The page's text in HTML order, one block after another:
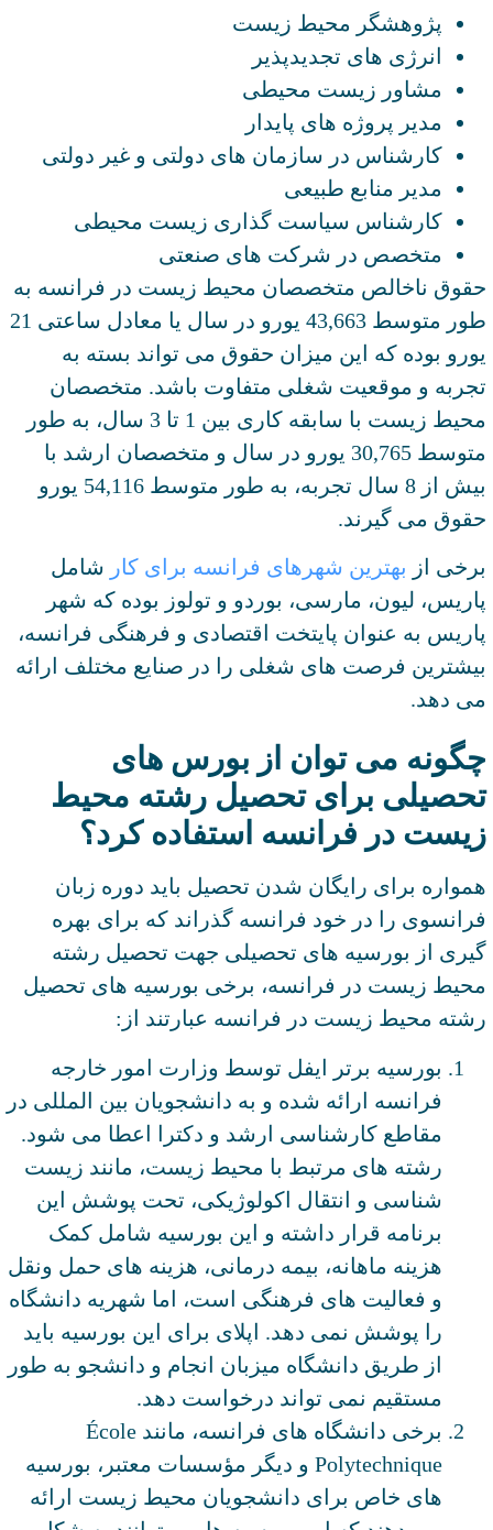
پژوهشگر محیط زیست
انرژی های تجدیدپذیر
مشاور زیست محیطی
مدیر پروژه های پایدار
کارشناس در سازمان های دولتی و غیر دولتی
مدیر منابع طبیعی
کارشناس سیاست گذاری زیست محیطی
متخصص در شرکت های صنعتی
حقوق ناخالص متخصصان محیط زیست در فرانسه به
طور متوسط 43,663 یورو در سال یا معادل ساعتی 21
یورو بوده که این میزان حقوق می تواند بسته به
تجربه و موقعیت شغلی متفاوت باشد. متخصصان
محیط زیست با سابقه کاری بین 1 تا 3 سال، به طور
متوسط 30,765 یورو در سال و متخصصان ارشد با
بیش از 8 سال تجربه، به طور متوسط 54,116 یورو
حقوق می گیرند.
برخی از بهترین شهرهای فرانسه برای کار شامل
پاریس، لیون، مارسی، بوردو و تولوز بوده که شهر
پاریس به عنوان پایتخت اقتصادی و فرهنگی فرانسه،
بیشترین فرصت های شغلی را در صنایع مختلف ارائه
می دهد.
چگونه می توان از بورس های
تحصیلی برای تحصیل رشته محیط
زیست در فرانسه استفاده کرد؟
همواره برای رایگان شدن تحصیل باید دوره زبان
فرانسوی را در خود فرانسه گذراند که برای بهره
گیری از بورسیه های تحصیلی جهت تحصیل رشته
محیط زیست در فرانسه، برخی بورسیه های تحصیل
رشته محیط زیست در فرانسه عبارتند از:
بورسیه برتر ایفل توسط وزارت امور خارجه
فرانسه ارائه شده و به دانشجویان بین المللی در
مقاطع کارشناسی ارشد و دکترا اعطا می شود.
رشته های مرتبط با محیط زیست، مانند زیست
شناسی و انتقال اکولوژیکی، تحت پوشش این
برنامه قرار داشته و این بورسیه شامل کمک
هزینه ماهانه، بیمه درمانی، هزینه های حمل ونقل
و فعالیت های فرهنگی است، اما شهریه دانشگاه
را پوشش نمی دهد. اپلای برای این بورسیه باید
از طریق دانشگاه میزبان انجام و دانشجو به طور
مستقیم نمی تواند درخواست دهد.
برخی دانشگاه های فرانسه، مانند École
Polytechnique و دیگر مؤسسات معتبر، بورسیه
های خاص برای دانشجویان محیط زیست ارائه